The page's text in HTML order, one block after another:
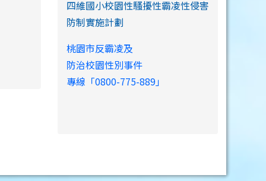
www.swps.tyc.edu.tw/XOOPS \
link to https://www.swps.tyc.edu.tw/XOOPS \
四維國小校園性騷擾性霸凌性侵害
防制實施計劃
桃園市反霸凌及
防治校園性別事件
專線「0800-775-889」